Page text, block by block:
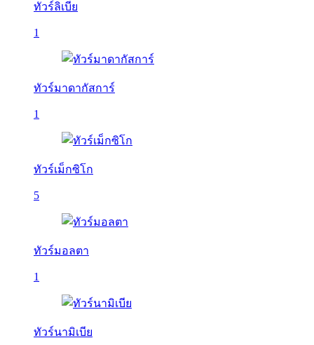
ทัวร์ลิเบีย
1
ทัวร์มาดากัสการ์
1
ทัวร์เม็กซิโก
5
ทัวร์มอลตา
1
ทัวร์นามิเบีย